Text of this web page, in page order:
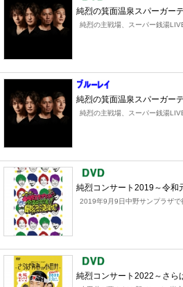
純烈の箕面温泉スパーガー
純烈の主戦場、スーパー銭湯
純烈の箕面温泉スパーガー
純烈の主戦場、スーパー銭湯
純烈コンサート2019～令和
2019年9月9日中野サンプラザで
純烈コンサート2022～さら